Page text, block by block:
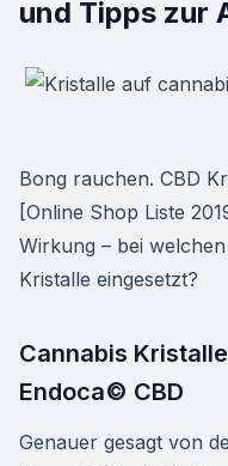
und Tipps zur
Bong rauchen. CBD
[Online Shop Liste
Wirkung – bei
Kristalle eingesetzt?
Cannabis Kristalle
Endoca© CBD
Genauer gesagt von